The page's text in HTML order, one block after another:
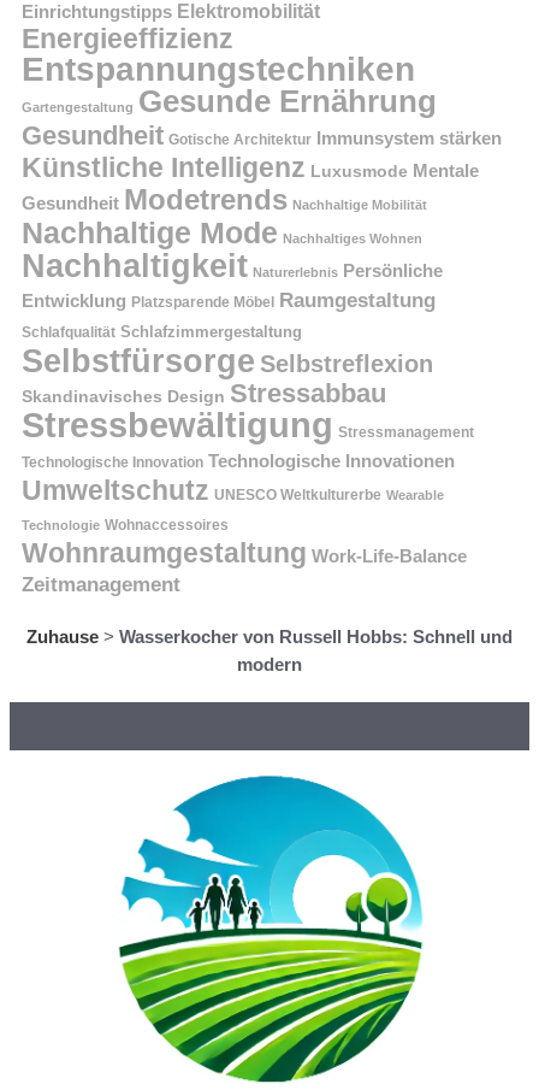
Einrichtungstipps Elektromobilität
Energieeffizienz
Entspannungstechniken
Gartengestaltung Gesunde Ernährung
Gesundheit Gotische Architektur Immunsystem stärken
Künstliche Intelligenz Luxusmode Mentale
Gesundheit Modetrends Nachhaltige Mobilität
Nachhaltige Mode Nachhaltiges Wohnen
Nachhaltigkeit Naturerlebnis Persönliche
Entwicklung Platzsparende Möbel Raumgestaltung
Schlafqualität Schlafzimmergestaltung
Selbstfürsorge Selbstreflexion
Skandinavisches Design Stressabbau
Stressbewältigung Stressmanagement
Technologische Innovation Technologische Innovationen
Umweltschutz UNESCO Weltkulturerbe Wearable
Technologie Wohnaccessoires
Wohnraumgestaltung Work-Life-Balance
Zeitmanagement
Zuhause > Wasserkocher von Russell Hobbs: Schnell und
modern